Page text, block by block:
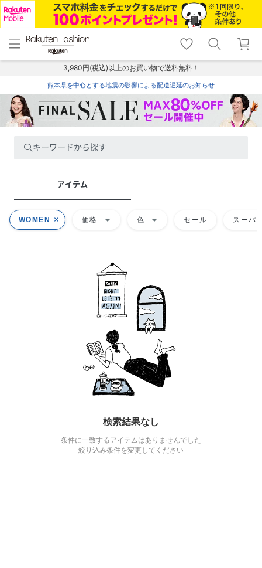
menu home
トップ
shopping_cart lock_outline
ログイン
3,980円(税込)以上のお買い物で送料無料！
熊本県を中心とする地震の影響による配送遅延のお知らせ
キーワードから探す
アイテム
WOMEN 価格 arrow_drop_down 色 arrow_drop_down セール スーパ
検索結果なし
条件に一致するアイテムはありませんでした
絞り込み条件を変更してください